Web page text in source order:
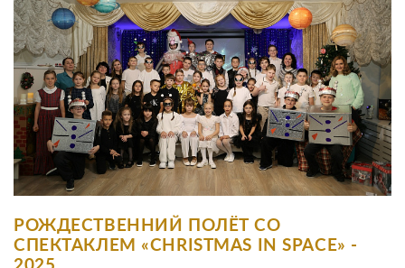
РОЖДЕСТВЕННИЙ ПОЛЁТ СО
СПЕКТАКЛЕМ «CHRISTMAS IN SPACE» -